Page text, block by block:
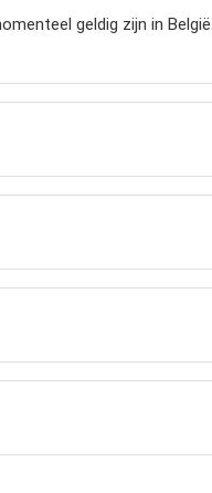
geldig zijn in